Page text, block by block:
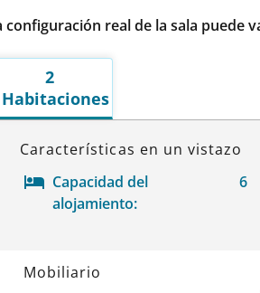
configuración real de la sala puede
2
Habitaciones
Características en un vistazo
Capacidad del
alojamiento:
6
de la habitación
Mobiliario